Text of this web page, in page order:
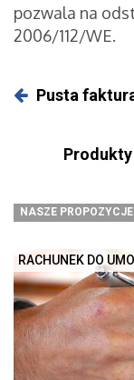
pozwala na
2006/112/WE.
Pusta
NASZE PROPOZYCJE
RACHUNEK DO